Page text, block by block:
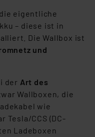
eigentliche
– diese ist in
Die Wallbox ist
und
der Art des
Wallboxen, die
wie
Tesla/CCS (DC-
Ladeboxen